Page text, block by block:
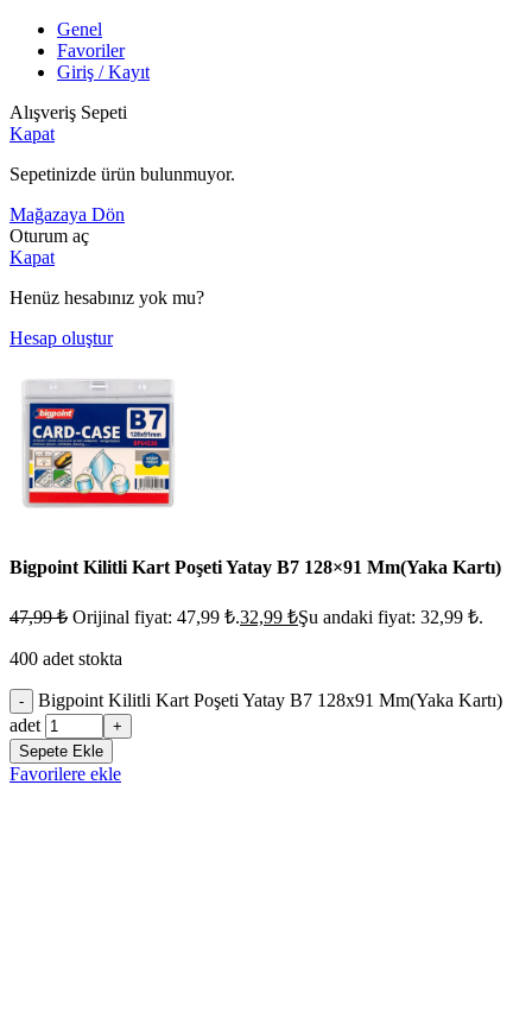
Genel
Favoriler
Giriş / Kayıt
Alışveriş Sepeti
Kapat
Sepetinizde ürün bulunmuyor.
Mağazaya Dön
Oturum aç
Kapat
Henüz hesabınız yok mu?
Hesap oluştur
Bigpoint Kilitli Kart Poşeti Yatay B7 128×91 Mm(Yaka Kartı)
47,99₺ Orijinal fiyat: 47,99 ₺.32,99 ₺Şu andaki fiyat: 32,99 ₺.
400 adet stokta
-
Bigpoint Kilitli Kart Poşeti Yatay B7 128x91 Mm(Yaka Kartı)
adet
+
Sepete Ekle
Favorilere ekle